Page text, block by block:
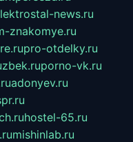
news.ru
znakomye.ru
pro-otdelky.ru
porno-vk.ru
adonyev.ru
hostel-65.ru
mishinlab.ru